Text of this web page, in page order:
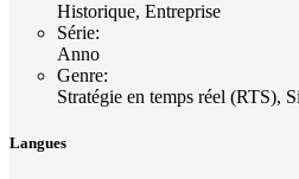
Historique, Entreprise
Série:
Anno
Genre:
Stratégie en temps réel (RTS),
Langues